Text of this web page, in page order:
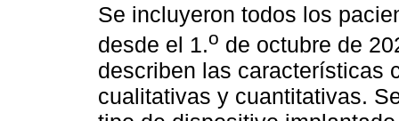
Se incluyeron todos los
desde el 1.o de octubre de
describen las características
cualitativas y cuantitativas.